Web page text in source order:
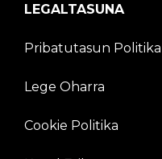
LEGALTASUNA
Pribatutasun Politika
Lege Oharra
Cookie Politika